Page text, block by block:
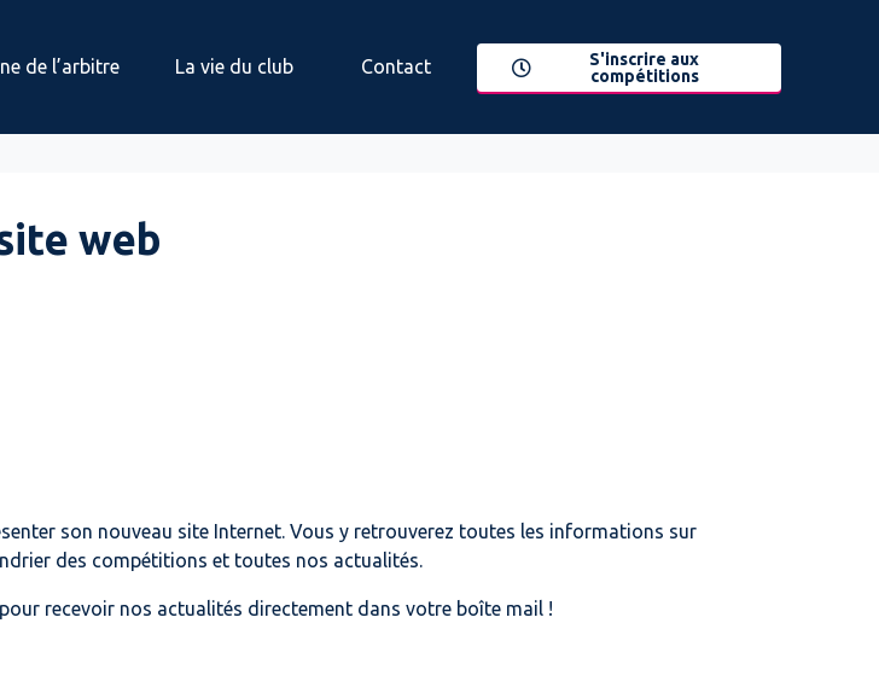
de l’arbitre La vie du club Contact
S'inscrire aux
compétitions
web
son nouveau site Internet. Vous y retrouverez toutes les informations sur
des compétitions et toutes nos actualités.
recevoir nos actualités directement dans votre boîte mail !